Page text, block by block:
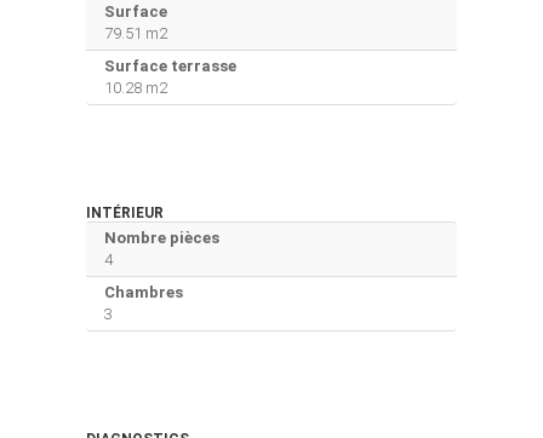
Surface
79.51 m2
Surface terrasse
10.28 m2
INTÉRIEUR
Nombre pièces
4
Chambres
3